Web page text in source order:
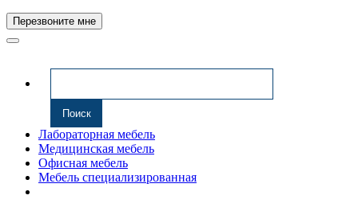
Перезвоните мне
Лабораторная мебель
Медицинская мебель
Офисная мебель
Мебель специализированная